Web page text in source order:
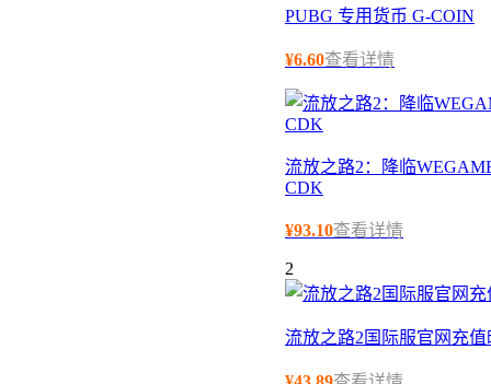
PUBG 专用货币 G-COIN
¥6.60查看详情
流放之路2：降临
CDK
¥93.10查看详情
2
流放之路2国际服官网充